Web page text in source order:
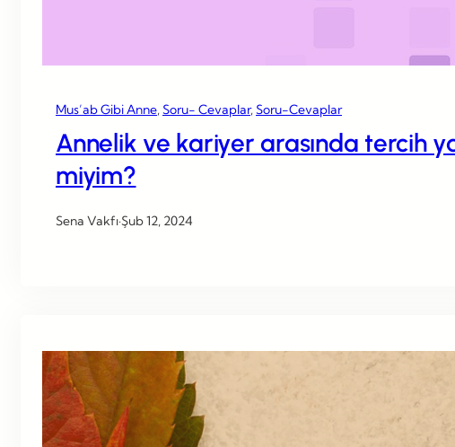
Mus’ab Gibi Anne, Soru- Cevaplar, Soru-Cevaplar
Annelik ve kariyer arasında tercih
miyim?
Sena Vakfı·Şub 12, 2024